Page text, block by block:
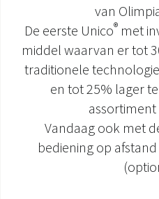
DOCUMENTATIE PRODUCTEN
van
De eerste Unico®met
middel waarvan er tot
traditionele
en tot 25% lager
assortiment
Vandaag ook met
bediening op